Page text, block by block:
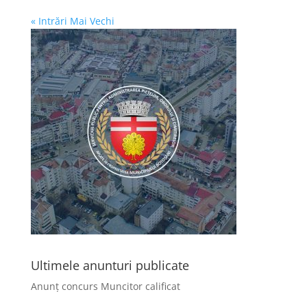
« Intrări Mai Vechi
Ultimele anunturi publicate
Anunț concurs Muncitor calificat